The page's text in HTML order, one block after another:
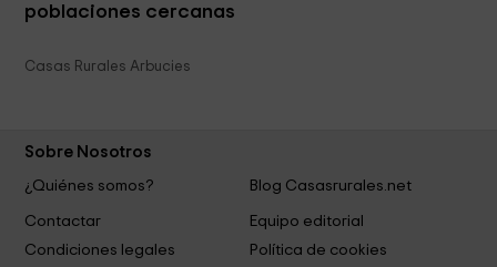
poblaciones cercanas
Casas Rurales Arbucies
Sobre Nosotros
¿Quiénes somos?
Blog Casasrurales.net
Contactar
Equipo editorial
Condiciones legales
Política de cookies